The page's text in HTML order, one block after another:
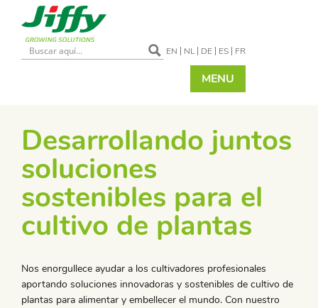
EN NL DE ES FR
MENU
Desarrollando juntos
soluciones
sostenibles para el
cultivo de plantas
Nos enorgullece ayudar a los cultivadores profesionales
aportando soluciones innovadoras y sostenibles de cultivo de
plantas para alimentar y embellecer el mundo. Con nuestro